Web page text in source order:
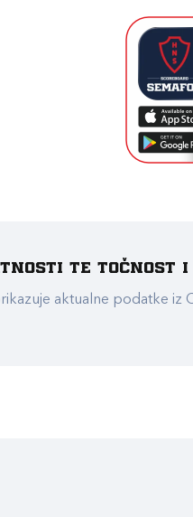
te točnost i
aktualne podatke